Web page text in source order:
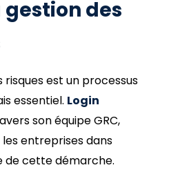
des
risques est un processus
essentiel. Login
son équipe GRC,
entreprises dans
de cette démarche.